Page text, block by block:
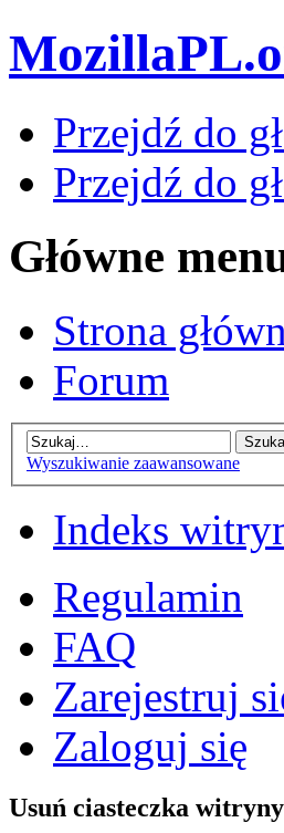
Przejdź do
Przejdź do
Główne
Strona
Forum
Wyszukiwanie zaawansowane
Indeks
Regulamin
FAQ
Zarejestruj
Zaloguj się
Usuń ciasteczka witryny